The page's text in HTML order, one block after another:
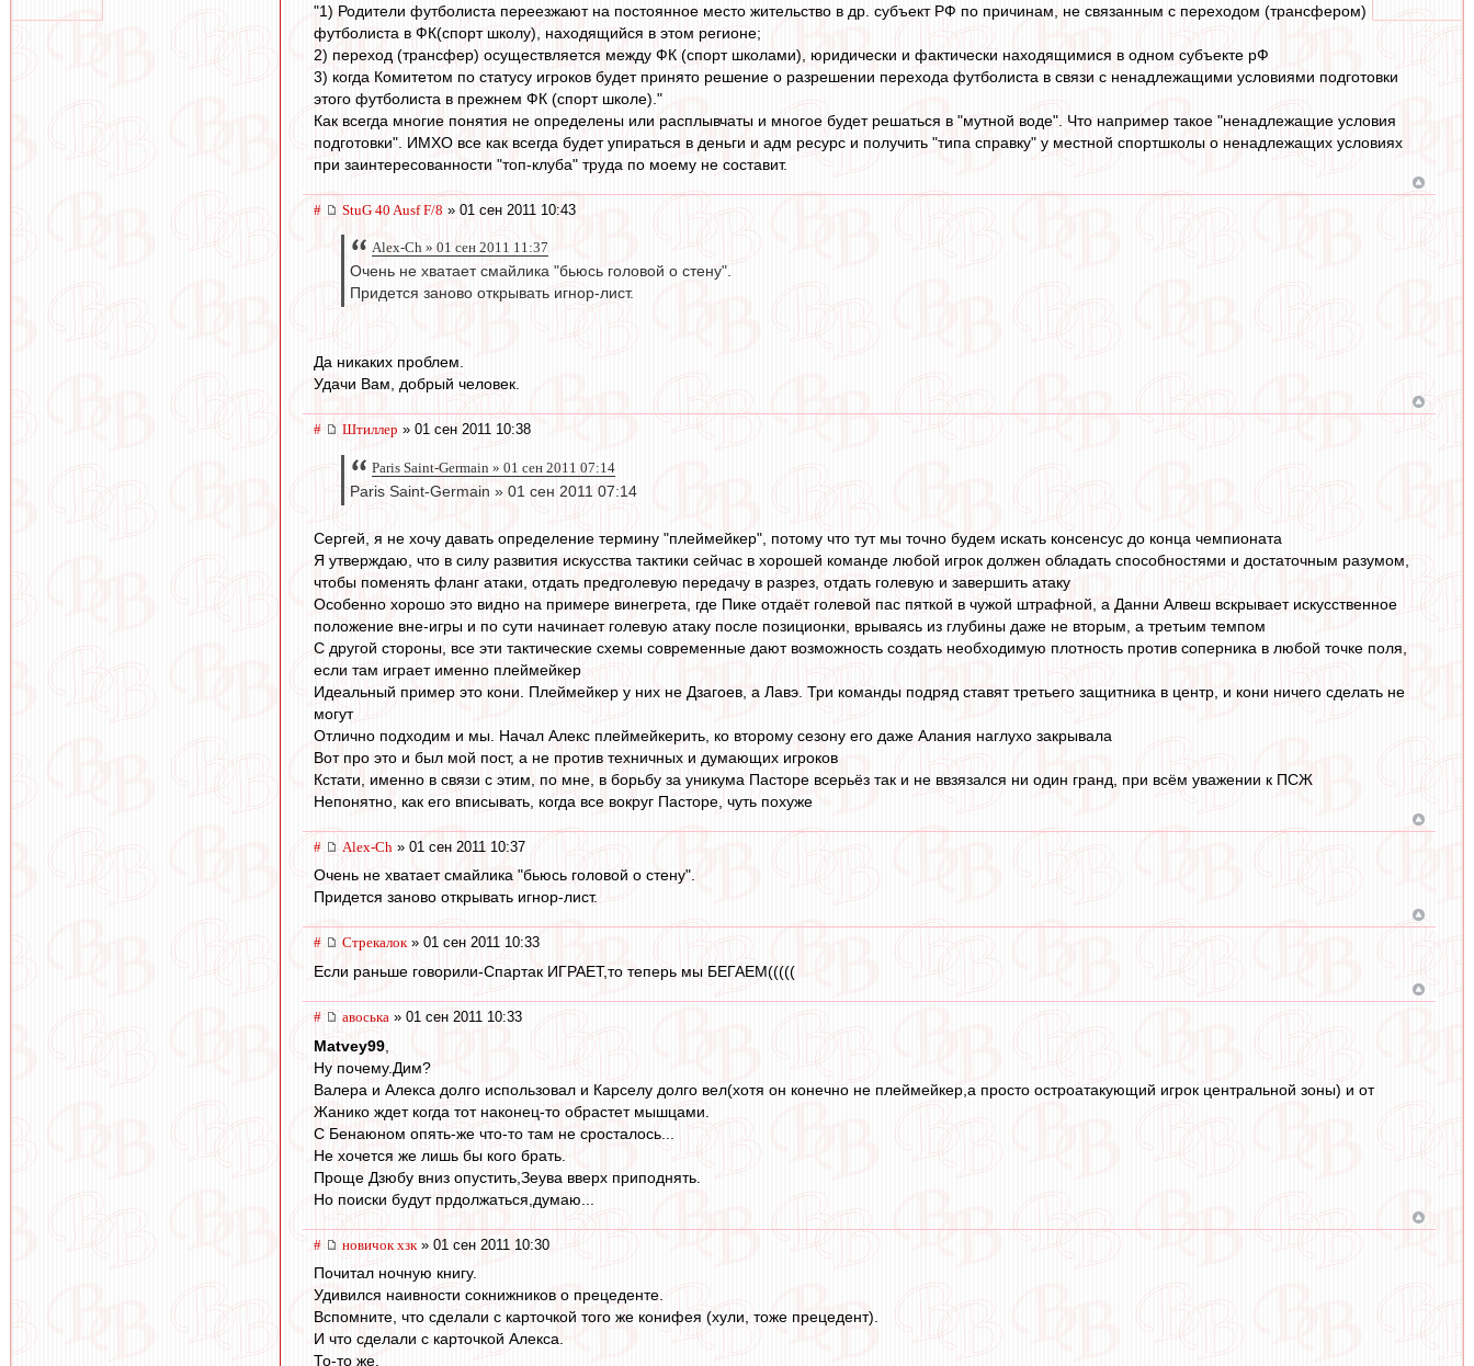
"1) Родители футболиста переезжают на постоянное место жительство в др. субъект РФ по причинам, не связанным с переходом (трансфером)
футболиста в ФК(спорт школу), находящийся в этом регионе;
2) переход (трансфер) осуществляется между ФК (спорт школами), юридически и фактически находящимися в одном субъекте рФ
3) когда Комитетом по статусу игроков будет принято решение о разрешении перехода футболиста в связи с ненадлежащими условиями подготовки
этого футболиста в прежнем ФК (спорт школе)."
Как всегда многие понятия не определены или расплывчаты и многое будет решаться в "мутной воде". Что например такое "ненадлежащие условия
подготовки". ИМХО все как всегда будет упираться в деньги и адм ресурс и получить "типа справку" у местной спортшколы о ненадлежащих условиях
при заинтересованности "топ-клуба" труда по моему не составит.
# StuG 40 Ausf F/8 » 01 сен 2011 10:43
Alex-Ch » 01 сен 2011 11:37
Очень не хватает смайлика "бьюсь головой о стену".
Придется заново открывать игнор-лист.
Да никаких проблем.
Удачи Вам, добрый человек.
# Штиллер » 01 сен 2011 10:38
Paris Saint-Germain » 01 сен 2011 07:14
Paris Saint-Germain » 01 сен 2011 07:14
Сергей, я не хочу давать определение термину "плеймейкер", потому что тут мы точно будем искать консенсус до конца чемпионата
Я утверждаю, что в силу развития искусства тактики сейчас в хорошей команде любой игрок должен обладать способностями и достаточным разумом,
чтобы поменять фланг атаки, отдать предголевую передачу в разрез, отдать голевую и завершить атаку
Особенно хорошо это видно на примере винегрета, где Пике отдаёт голевой пас пяткой в чужой штрафной, а Данни Алвеш вскрывает искусственное
положение вне-игры и по сути начинает голевую атаку после позиционки, врываясь из глубины даже не вторым, а третьим темпом
С другой стороны, все эти тактические схемы современные дают возможность создать необходимую плотность против соперника в любой точке поля,
если там играет именно плеймейкер
Идеальный пример это кони. Плеймейкер у них не Дзагоев, а Лавэ. Три команды подряд ставят третьего защитника в центр, и кони ничего сделать не
могут
Отлично подходим и мы. Начал Алекс плеймейкерить, ко второму сезону его даже Алания наглухо закрывала
Вот про это и был мой пост, а не против техничных и думающих игроков
Кстати, именно в связи с этим, по мне, в борьбу за уникума Пасторе всерьёз так и не ввзязался ни один гранд, при всём уважении к ПСЖ
Непонятно, как его вписывать, когда все вокруг Пасторе, чуть похуже
# Alex-Ch » 01 сен 2011 10:37
Очень не хватает смайлика "бьюсь головой о стену".
Придется заново открывать игнор-лист.
# Стрекалок» 01 сен 2011 10:33
Если раньше говорили-Спартак ИГРАЕТ,то теперь мы БЕГАЕМ(((((
# авоська » 01 сен 2011 10:33
Matvey99
Ну почему.Дим?
Валера и Алекса долго использовал и Карселу долго вел(хотя он конечно не плеймейкер,а просто остроатакующий игрок центральной зоны) и от
Жанико ждет когда тот наконец-то обрастет мышцами.
C Бенаюном опять-же что-то там не сросталось...
Не хочется же лишь бы кого брать.
Проще Дзюбу вниз опустить,Зеува вверх приподнять.
Но поиски будут прдолжаться,думаю...
# новичок хзк » 01 сен 2011 10:30
Почитал ночную книгу.
Удивился наивности сокнижников о прецеденте.
Вспомните, что сделали с карточкой того же конифея (хули, тоже прецедент).
И что сделали с карточкой Алекса.
То-то же.